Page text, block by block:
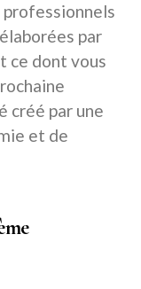
par
ce dont vous
créé par une
et de